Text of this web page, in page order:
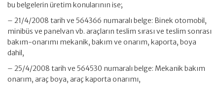
bu belgelerin üretim konularının ise;
– 21/4/2008 tarih ve 564366 numaralı belge: Binek otomobil,
minibüs ve panelvan vb. araçların teslim sırası ve teslim sonrası
bakım-onarımı mekanik, bakım ve onarım, kaporta, boya
dahil,
– 25/4/2008 tarih ve 564530 numaralı belge: Mekanik bakım
onarım, araç boya, araç kaporta onarımı,